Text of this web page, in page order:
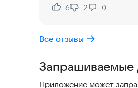
по Здоровью и
но при этом низкий
расстояния, у него
не может использовать
Нравится:
6
Не нравится:
2 0
Все отзывы
Запрашиваемые
Приложение может